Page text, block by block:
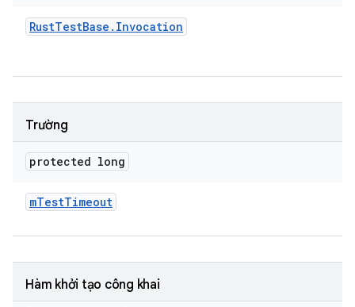
RustTestBase . Invocation
Trường
protected long
mTestTimeout
Hàm khởi tạo công khai